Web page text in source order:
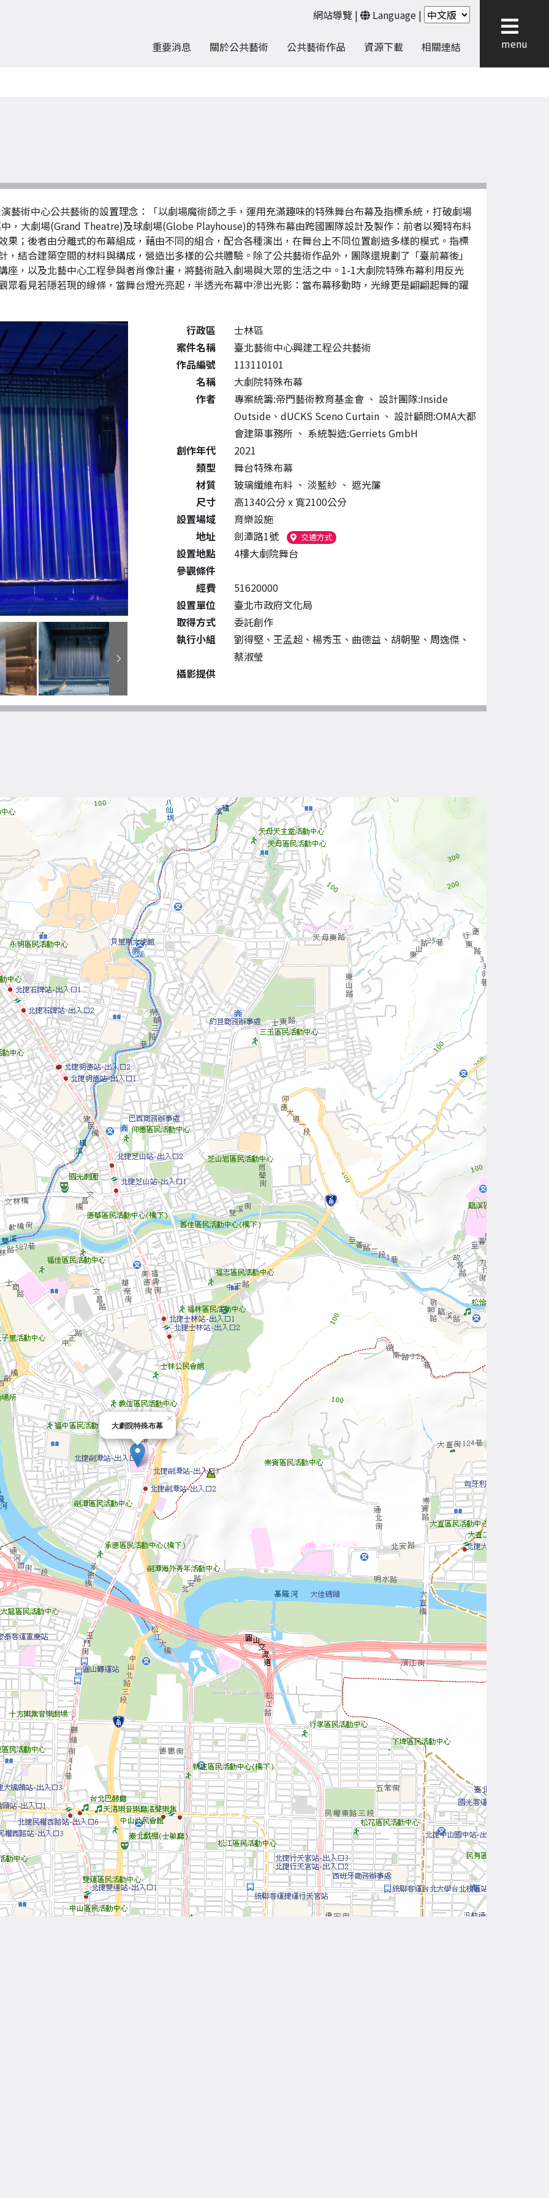
網站導覽 | Language |
重要消息 關於公共藝術 公共藝術作品 資源下載 相關連結 menu
藝術中心公共藝術的設置理念：「以劇場魔術師之手，運用充滿趣味的特殊舞台布幕及指標系統，打破劇場
，大劇場(Grand Theatre)及球劇場(Globe Playhouse)的特殊布幕由跨國團隊設計及製作：前者以獨特布料
果；後者由分離式的布幕組成，藉由不同的組合，配合各種演出，在舞台上不同位置創造多樣的模式。指標
結合建築空間的材料與構成，營造出多樣的公共體驗。除了公共藝術作品外，團隊還規劃了「臺前幕後」
座，以及北藝中心工程參與者肖像計畫，將藝術融入劇場與大眾的生活之中。1-1大劇院特殊布幕利用反光
眾看見若隱若現的線條，當舞台燈光亮起，半透光布幕中滲出光影：當布幕移動時，光線更是翩翩起舞的躍
公共藝術作品詳細資料
行政區
士林區
案件名稱
臺北藝術中心興建工程公共藝術
作品編號
113110101
名稱
大劇院特殊布幕
作者
專案統籌:帝門藝術教育基金會 、 設計團隊:Inside
Outside、dUCKS Sceno Curtain 、 設計顧問:OMA大都
會建築事務所 、 系統製造:Gerriets GmbH
創作年代
2021
類型
舞台特殊布幕
材質
玻璃纖維布料 、 淡藍紗 、 遮光簾
尺寸
高1340公分 x 寬2100公分
設置場域
育樂設施
地址
劍潭路1號 交通方式（另開新視窗）
設置地點
4樓大劇院舞台
參觀條件
經費
51620000
設置單位
臺北市政府文化局
取得方式
委託創作
執行小組
劉得堅、王孟超、楊秀玉、曲德益、胡朝聖、周逸傑、
蔡淑瑩
攝影提供
大劇院特殊布幕
×